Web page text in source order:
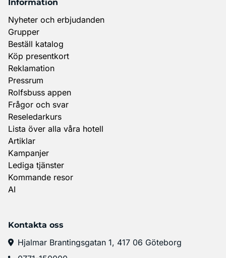
Information
Nyheter och erbjudanden
Grupper
Beställ katalog
Köp presentkort
Reklamation
Pressrum
Rolfsbuss appen
Frågor och svar
Reseledarkurs
Lista över alla våra hotell
Artiklar
Kampanjer
Lediga tjänster
Kommande resor
AI
Kontakta oss
Hjalmar Brantingsgatan 1, 417 06 Göteborg